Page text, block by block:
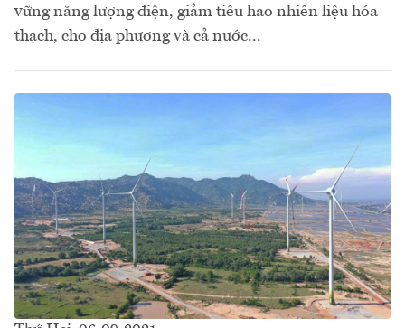
vững năng lượng điện, giảm tiêu hao nhiên liệu hóa
thạch, cho địa phương và cả nước...